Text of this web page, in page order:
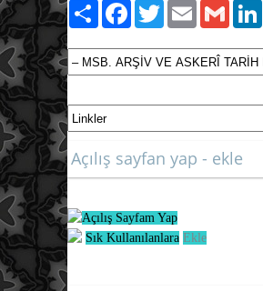
PaylaşFacebook
TwitterEmailGmail
Açılış sayfan yap - ekle
Açılış Sayfam Yap
Sık Kullanılanlara Ekle